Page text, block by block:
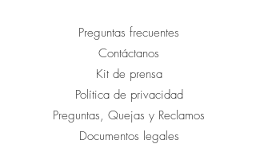
Preguntas frecuentes
Contáctanos
Kit de prensa
Política de privacidad
Preguntas, Quejas y Reclamos
Documentos legales